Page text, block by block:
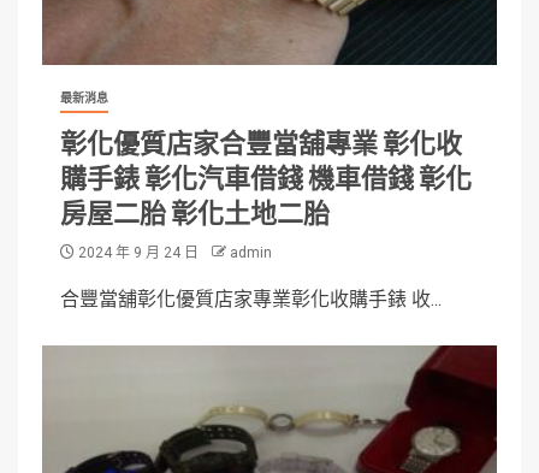
最新消息
彰化優質店家合豐當舖專業 彰化收
購手錶 彰化汽車借錢 機車借錢 彰化
房屋二胎 彰化土地二胎
2024 年 9 月 24 日 admin
合豐當舖彰化優質店家專業彰化收購手錶 收...